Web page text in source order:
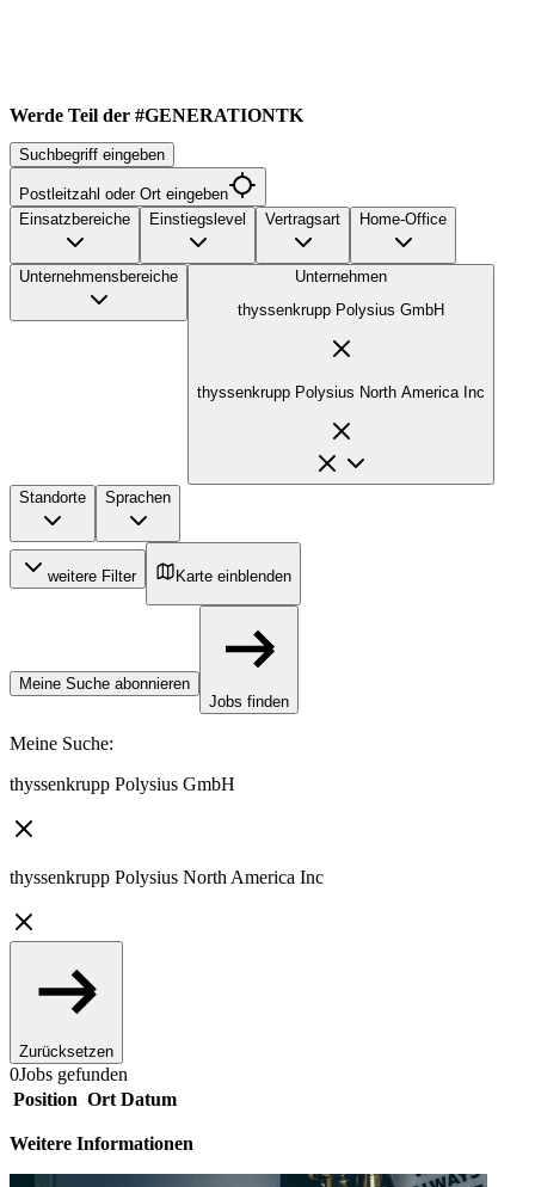
Werde Teil der #GENERATIONTK
Suchbegriff eingeben
Postleitzahl oder Ort eingeben
Einsatzbereiche
Einstiegslevel Vertragsart Home-Office
Unternehmensbereiche
Unternehmen
thyssenkrupp Polysius GmbH
thyssenkrupp Polysius North America Inc
Standorte Sprachen
weitere Filter Karte einblenden
Meine Suche abonnieren
Jobs finden
Meine Suche:
thyssenkrupp Polysius GmbH
thyssenkrupp Polysius North America Inc
Zurücksetzen
0Jobs gefunden
Position Ort Datum
Weitere Informationen